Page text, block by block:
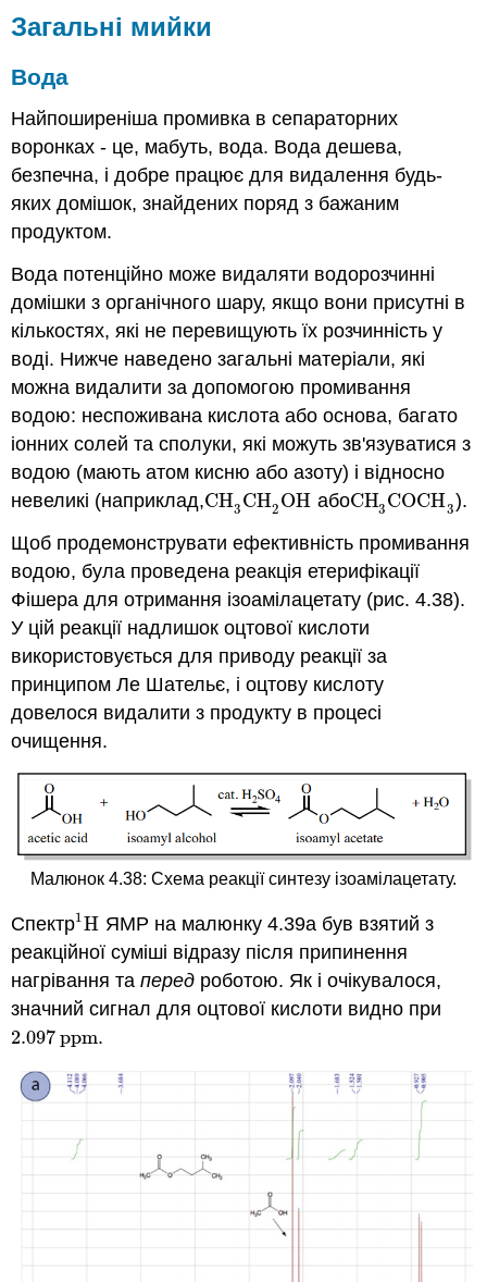
Загальні мийки
Вода
Найпоширеніша промивка в сепараторних
воронках - це, мабуть, вода. Вода дешева,
безпечна, і добре працює для видалення будь-
яких домішок, знайдених поряд з бажаним
продуктом.
Вода потенційно може видаляти водорозчинні
домішки з органічного шару, якщо вони присутні в
кількостях, які не перевищують їх розчинність у
воді. Нижче наведено загальні матеріали, які
можна видалити за допомогою промивання
водою: неспоживана кислота або основа, багато
іонних солей та сполуки, які можуть зв'язуватися з
водою (мають атом кисню або азоту) і відносно
невеликі (наприклад,CH3CH2OH
CH3CH2OH абоCH3COCH3
CH3COCH3).
Щоб продемонструвати ефективність промивання
водою, була проведена реакція етерифікації
Фішера для отримання ізоамілацетату (рис. 4.38).
У цій реакції надлишок оцтової кислоти
використовується для приводу реакції за
принципом Ле Шательє, і оцтову кислоту
довелося видалити з продукту в процесі
очищення.
Малюнок 4.38: Схема реакції синтезу ізоамілацетату.
Спектр H
1
H1 ЯМР на малюнку 4.39а був взятий з
реакційної суміші відразу після припинення
нагрівання таперед роботою. Як і очікувалося,
значний сигнал для оцтової кислоти видно при
2.097 ppm
2.097ppm.